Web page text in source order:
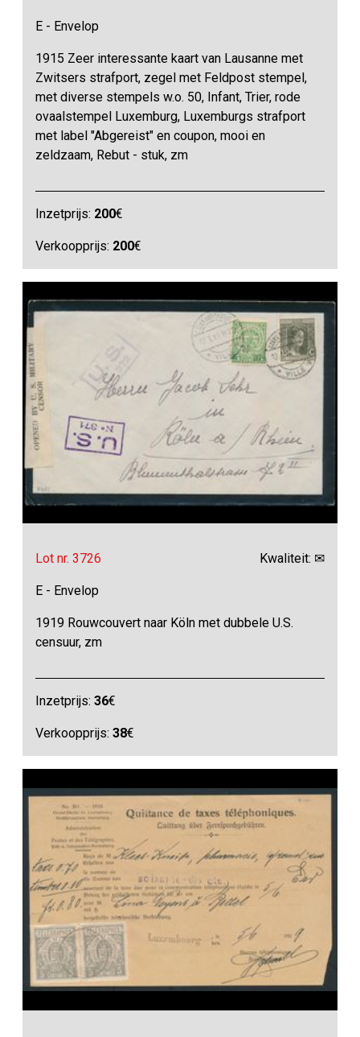
E - Envelop
1915 Zeer interessante kaart van Lausanne met
Zwitsers strafport, zegel met Feldpost stempel,
met diverse stempels w.o. 50, Infant, Trier, rode
ovaalstempel Luxemburg, Luxemburgs strafport
met label "Abgereist" en coupon, mooi en
zeldzaam, Rebut - stuk, zm
Inzetprijs: 200€
Verkoopprijs: 200€
Lot nr. 3726 Kwaliteit: ✉
E - Envelop
1919 Rouwcouvert naar Köln met dubbele U.S.
censuur, zm
Inzetprijs:36€
Verkoopprijs:38€